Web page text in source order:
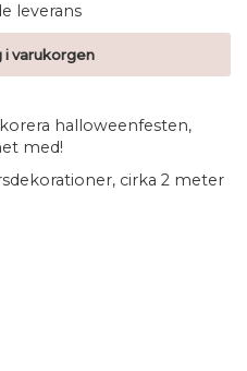
leverans
i varukorgen
halloweenfesten,
med!
cirka 2 meter